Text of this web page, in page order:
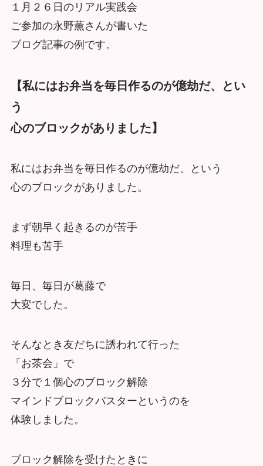
１月２６日のリアル実践会
ご参加の永野薫さんが書いた
ブログ記事の例です。
【私にはお弁当を毎日作るのが億劫だ、とい
う
心のブロックがありました】
私にはお弁当を毎日作るのが億劫だ、という
心のブロックがありました。
まず朝早く起きるのが苦手
料理も苦手
毎日、毎日が葛藤で
大変でした。
そんなとき友だちに誘われて行った
「お茶会」で
３分で１個心のブロック解除
マインドブロックバスターというのを
体験しました。
ブロック解除を受けたときに